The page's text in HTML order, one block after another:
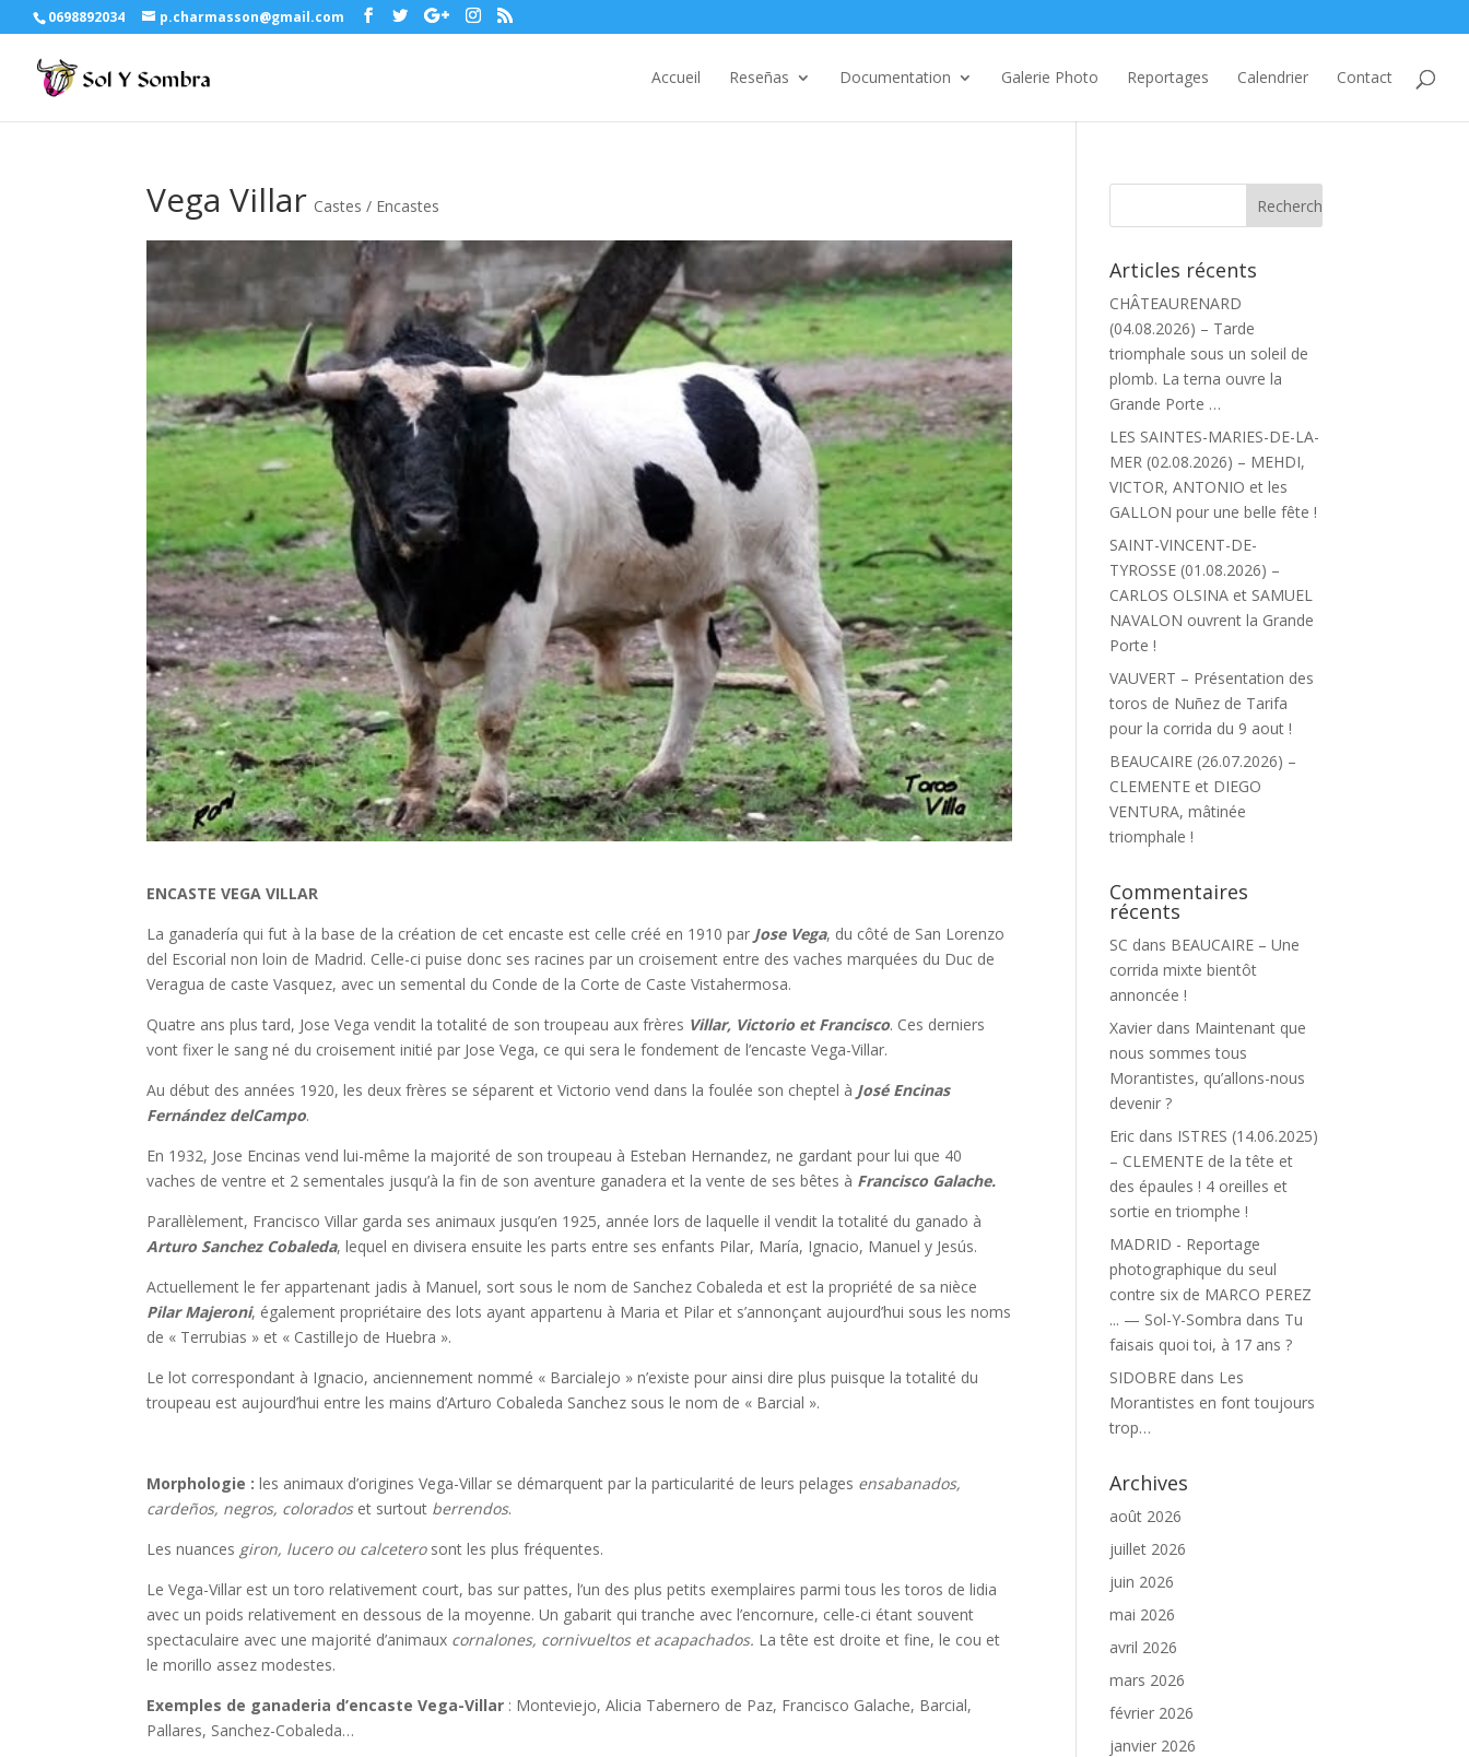
0698892034 p.charmasson@gmail.com
Accueil Reseñas Documentation Galerie Photo Reportages Calendrier Contact
Vega Villar Castes / Encastes
ENCASTE VEGA VILLAR
La ganadería qui fut à la base de la création de cet encaste est celle créé en 1910 par Jose Vega, du côté de San Lorenzo
del Escorial non loin de Madrid. Celle-ci puise donc ses racines par un croisement entre des vaches marquées du Duc de
Veragua de caste Vasquez, avec un semental du Conde de la Corte de Caste Vistahermosa.
Quatre ans plus tard, Jose Vega vendit la totalité de son troupeau aux frères Villar, Victorio et Francisco. Ces derniers
vont fixer le sang né du croisement initié par Jose Vega, ce qui sera le fondement de l’encaste Vega-Villar.
Au début des années 1920, les deux frères se séparent et Victorio vend dans la foulée son cheptel à José Encinas
Fernández delCampo.
En 1932, Jose Encinas vend lui-même la majorité de son troupeau à Esteban Hernandez, ne gardant pour lui que 40
vaches de ventre et 2 sementales jusqu’à la fin de son aventure ganadera et la vente de ses bêtes à Francisco Galache.
Parallèlement, Francisco Villar garda ses animaux jusqu’en 1925, année lors de laquelle il vendit la totalité du ganado à
Arturo Sanchez Cobaleda, lequel en divisera ensuite les parts entre ses enfants Pilar, María, Ignacio, Manuel y Jesús.
Actuellement le fer appartenant jadis à Manuel, sort sous le nom de Sanchez Cobaleda et est la propriété de sa nièce
Pilar Majeroni, également propriétaire des lots ayant appartenu à Maria et Pilar et s’annonçant aujourd’hui sous les noms
de « Terrubias » et « Castillejo de Huebra ».
Le lot correspondant à Ignacio, anciennement nommé « Barcialejo » n’existe pour ainsi dire plus puisque la totalité du
troupeau est aujourd’hui entre les mains d’Arturo Cobaleda Sanchez sous le nom de « Barcial ».
Morphologie : les animaux d’origines Vega-Villar se démarquent par la particularité de leurs pelages ensabanados,
cardeños, negros, coloradoset surtout berrendos.
Les nuances giron, lucero ou calceterosont les plus fréquentes.
Le Vega-Villar est un toro relativement court, bas sur pattes, l’un des plus petits exemplaires parmi tous les toros de lidia
avec un poids relativement en dessous de la moyenne. Un gabarit qui tranche avec l’encornure, celle-ci étant souvent
spectaculaire avec une majorité d’animaux cornalones, cornivueltos et acapachados. La tête est droite et fine, le cou et
le morillo assez modestes.
Exemples de ganaderia d’encaste Vega-Villar : Monteviejo, Alicia Tabernero de Paz, Francisco Galache, Barcial,
Pallares, Sanchez-Cobaleda…
Articles récents
CHÂTEAURENARD
(04.08.2026) – Tarde
triomphale sous un soleil de
plomb. La terna ouvre la
Grande Porte …
LES SAINTES-MARIES-DE-LA-
MER (02.08.2026) – MEHDI,
VICTOR, ANTONIO et les
GALLON pour une belle fête !
SAINT-VINCENT-DE-
TYROSSE (01.08.2026) –
CARLOS OLSINA et SAMUEL
NAVALON ouvrent la Grande
Porte !
VAUVERT – Présentation des
toros de Nuñez de Tarifa
pour la corrida du 9 aout !
BEAUCAIRE (26.07.2026) –
CLEMENTE et DIEGO
VENTURA, mâtinée
triomphale !
Commentaires
récents
SC dans BEAUCAIRE – Une
corrida mixte bientôt
annoncée !
Xavier dans Maintenant que
nous sommes tous
Morantistes, qu’allons-nous
devenir ?
Eric dans ISTRES (14.06.2025)
– CLEMENTE de la tête et
des épaules ! 4 oreilles et
sortie en triomphe !
MADRID - Reportage
photographique du seul
contre six de MARCO PEREZ
... — Sol-Y-Sombra dans Tu
faisais quoi toi, à 17 ans ?
SIDOBRE dans Les
Morantistes en font toujours
trop…
Archives
août 2026
juillet 2026
juin 2026
mai 2026
avril 2026
mars 2026
février 2026
janvier 2026